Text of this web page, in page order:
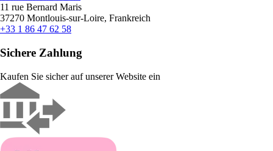
11 rue Bernard Maris
37270 Montlouis-sur-Loire, Frankreich
+33 1 86 47 62 58
Sichere Zahlung
Kaufen Sie sicher auf unserer Website ein